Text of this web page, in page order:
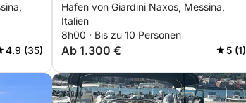
4.9 (35)
Hafen von Giardini Naxos, Messina,
Italien
8h00 · Bis zu 10 Personen
Ab 1.300 € 5 (1)